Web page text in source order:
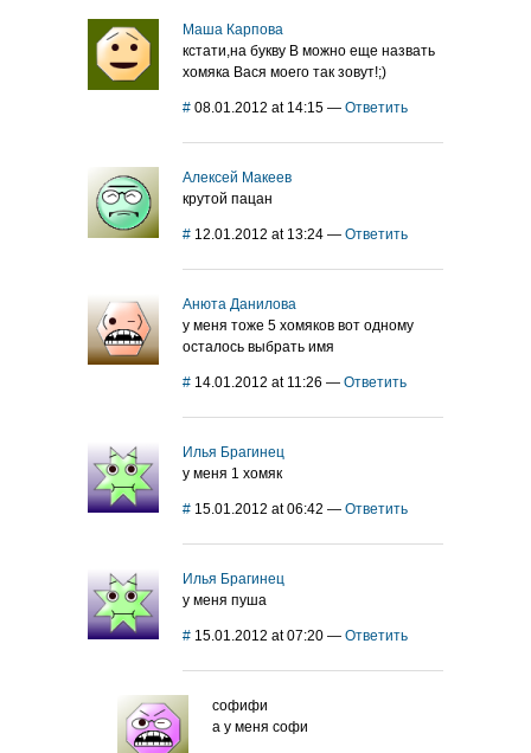
Маша Карпова
кстати,на букву В можно еще назвать
хомяка Вася моего так зовут!;)
# 08.01.2012 at 14:15 — Ответить
Алексей Макеев
крутой пацан
# 12.01.2012 at 13:24 — Ответить
Анюта Данилова
у меня тоже 5 хомяков вот одному
осталось выбрать имя
# 14.01.2012 at 11:26 — Ответить
Илья Брагинец
у меня 1 хомяк
# 15.01.2012 at 06:42 — Ответить
Илья Брагинец
у меня пуша
# 15.01.2012 at 07:20 — Ответить
софифи
а у меня софи